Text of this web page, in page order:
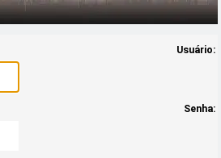
Usuário:
Senha: